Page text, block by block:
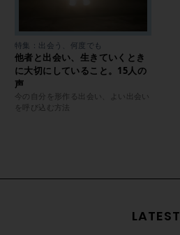
特集：出会う、何度でも
他者と出会い、生きていくとき
に大切にしていること。15人の
声
今の自分を形作る出会い、よい出会い
を呼び込む方法
LATEST